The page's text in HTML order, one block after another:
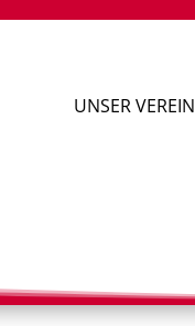
UNSER VEREIN